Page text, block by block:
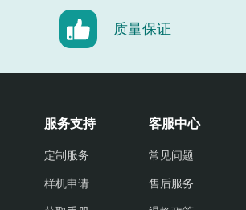
质量保证
服务支持
定制服务
样机申请
客服中心
常见问题
售后服务